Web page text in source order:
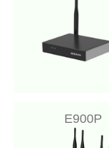
E900P